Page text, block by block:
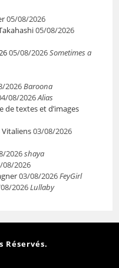
05/08/2026
05/08/2026
05/08/2026Sometimes a
2026Baroona
08/2026Alias
de textes et d’images
Vitaliens03/08/2026
2026shaya
08/2026
03/08/2026FeyGirl
2026Lullaby
Réservés.